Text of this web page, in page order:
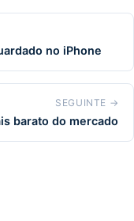
no iPhone
SEGUINTE →
barato do mercado